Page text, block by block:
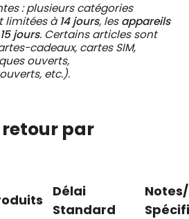
: plusieurs catégories
limitées à 14 jours, lesappareils
15 jours. Certains articles sont
cadeaux, cartes SIM,
ouverts,
etc.).
par
Délai
Standard